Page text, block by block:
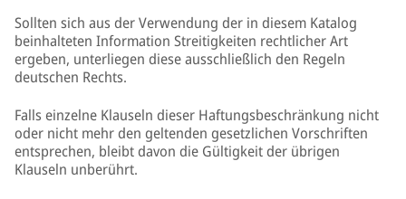
Sollten sich aus der Verwendung der in diesem Katalog
beinhalteten Information Streitigkeiten rechtlicher Art
ergeben, unterliegen diese ausschließlich den Regeln
deutschen Rechts.
Falls einzelne Klauseln dieser Haftungsbeschränkung nicht
oder nicht mehr den geltenden gesetzlichen Vorschriften
entsprechen, bleibt davon die Gültigkeit der übrigen
Klauseln unberührt.